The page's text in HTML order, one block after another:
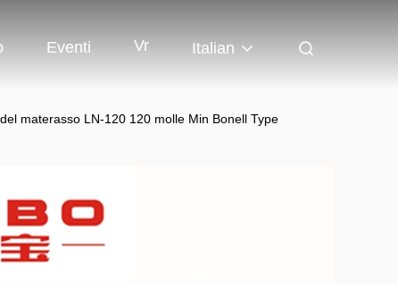
Eventi Vr Italian
materasso LN-120 120 molle Min Bonell Type